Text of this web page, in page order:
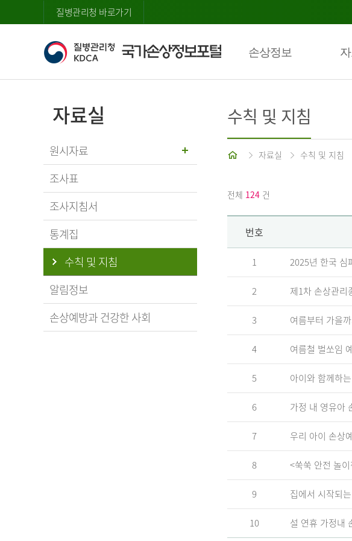
질병관리청 바로가기
손상정보
자료실
원시자료
조사표
조사지침서
통계집
수칙 및 지침
알림정보
손상예방과 건강한 사회
수칙 및 지침
자료실 수칙 및 지침
전체 124 건
번호
1 2025년 한국 심
2 제1차 손상관
3 여름부터 가을
4 여름철 벌쏘임
5 아이와 함께하
6 가정 내 영유아
7 우리 아이 손상
8 <쑥쑥 안전 놀
9 집에서 시작되
10 설 연휴 가정내